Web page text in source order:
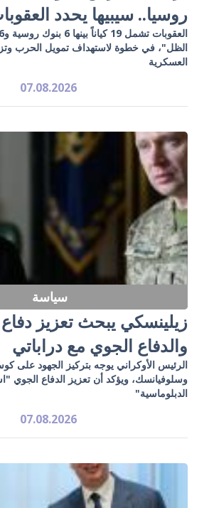
روسيا.. سيبيها يحدد
الظل"، في خطوة لاستهداف تمويل الحرب
العسكرية
07.08.2026
سياسة
زيلينسكي يبحث تعزيز
والدفاع الجوي مع دراباتي
الرئيس الأوكراني يوجه بتركيز الجهود على
وسلوفيانسك، ويؤكد أن تعزيز الدفاع الجوي
الدبلوماسية"
07.08.2026